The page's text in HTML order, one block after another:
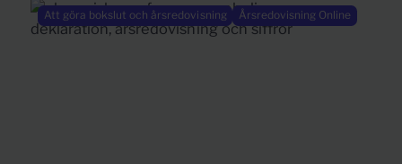
Att göra bokslut och årsredovisning Årsredovisning Online